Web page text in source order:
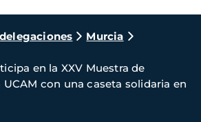
Murcia
en la XXV Muestra de
con una caseta solidaria en